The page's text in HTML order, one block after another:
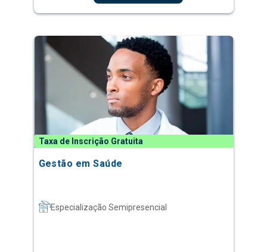
Taxa de Inscrição Gratuita
Gestão em Saúde
Especialização Semipresencial